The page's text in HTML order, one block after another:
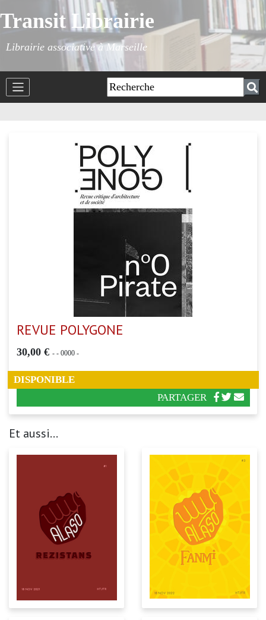
Transit Librairie
Librairie associative à Marseille
REVUE POLYGONE
30,00 € - - 0000 -
DISPONIBLE
PARTAGER
Et aussi...